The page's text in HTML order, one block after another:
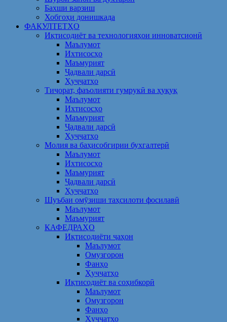
Бахши варзиш
Хобгоҳи донишкада
ФАКУЛТЕТҲО
Иқтисодиёт ва технологияҳои инноватсионӣ
Маълумот
Ихтисосҳо
Маъмурият
Ҷадвали дарсӣ
Ҳуҷҷатҳо
Тиҷорат, фаъолияти гумрукӣ ва ҳуқуқ
Маълумот
Ихтисосҳо
Маъмурият
Ҷадвали дарсӣ
Ҳуҷҷатҳо
Молия ва баҳисобгирии бухгалтерӣ
Маълумот
Ихтисосҳо
Маъмурият
Ҷадвали дарсӣ
Ҳуҷҷатҳо
Шуъбаи омӯзиши таҳсилоти фосилавӣ
Маълумот
Маъмурият
КАФЕДРАҲО
Иқтисодиёти ҷаҳон
Маълумот
Омузгорон
Фанҳо
Ҳуҷҷатҳо
Иқтисодиёт ва соҳибкорӣ
Маълумот
Омузгорон
Фанҳо
Ҳуҷҷатҳо